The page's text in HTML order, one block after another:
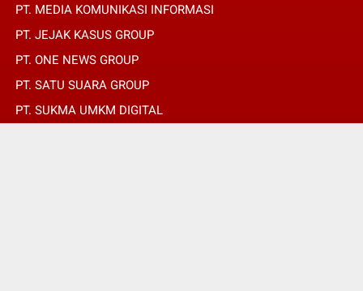
PT. MEDIA KOMUNIKASI INFORMASI
PT. JEJAK KASUS GROUP
PT. ONE NEWS GROUP
PT. SATU SUARA GROUP
PT. SUKMA UMKM DIGITAL